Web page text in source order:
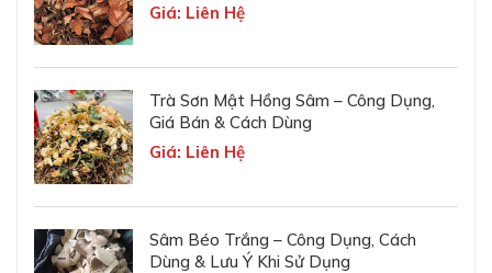
Giá: Liên Hệ
Trà Sơn Mật Hồng Sâm – Công Dụng,
Giá Bán & Cách Dùng
Giá: Liên Hệ
Sâm Béo Trắng – Công Dụng, Cách
Dùng & Lưu Ý Khi Sử Dụng